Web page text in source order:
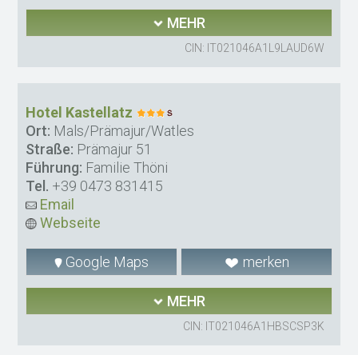
MEHR
CIN: IT021046A1L9LAUD6W
Hotel Kastellatz
Ort: Mals/Prämajur/Watles
Straße: Prämajur 51
Führung: Familie Thöni
Tel. +39 0473 831415
Email
Webseite
Google Maps merken
MEHR
CIN: IT021046A1HBSCSP3K